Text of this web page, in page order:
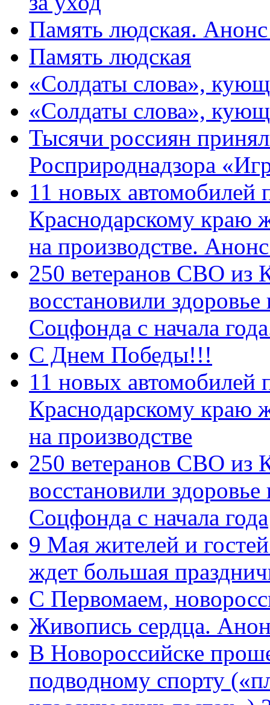
Память людская.
Память людская
«Солдаты слова»,
«Солдаты слова»,
Тысячи россиян
Росприроднадзора
11 новых автомобилей
Краснодарскому краю
на производстве.
250 ветеранов СВО из
восстановили
Соцфонда с начала
С Днем Победы!!!
11 новых автомобилей
Краснодарскому краю
на производстве
250 ветеранов СВО из
восстановили
Соцфонда с начала года
9 Мая жителей и
ждет большая
C Первомаем,
Живопись сердца.
В Новороссийске
подводному спорту